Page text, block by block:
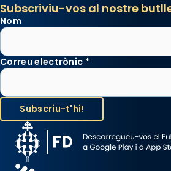
Subscriviu-vos al nostre
Nom
Correu electrònic *